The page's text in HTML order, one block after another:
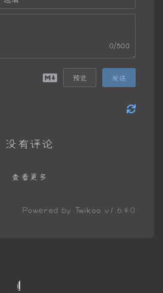
0/500
预览 发送
没有评论
查看更多
Powered by Twikoo v1.6.40